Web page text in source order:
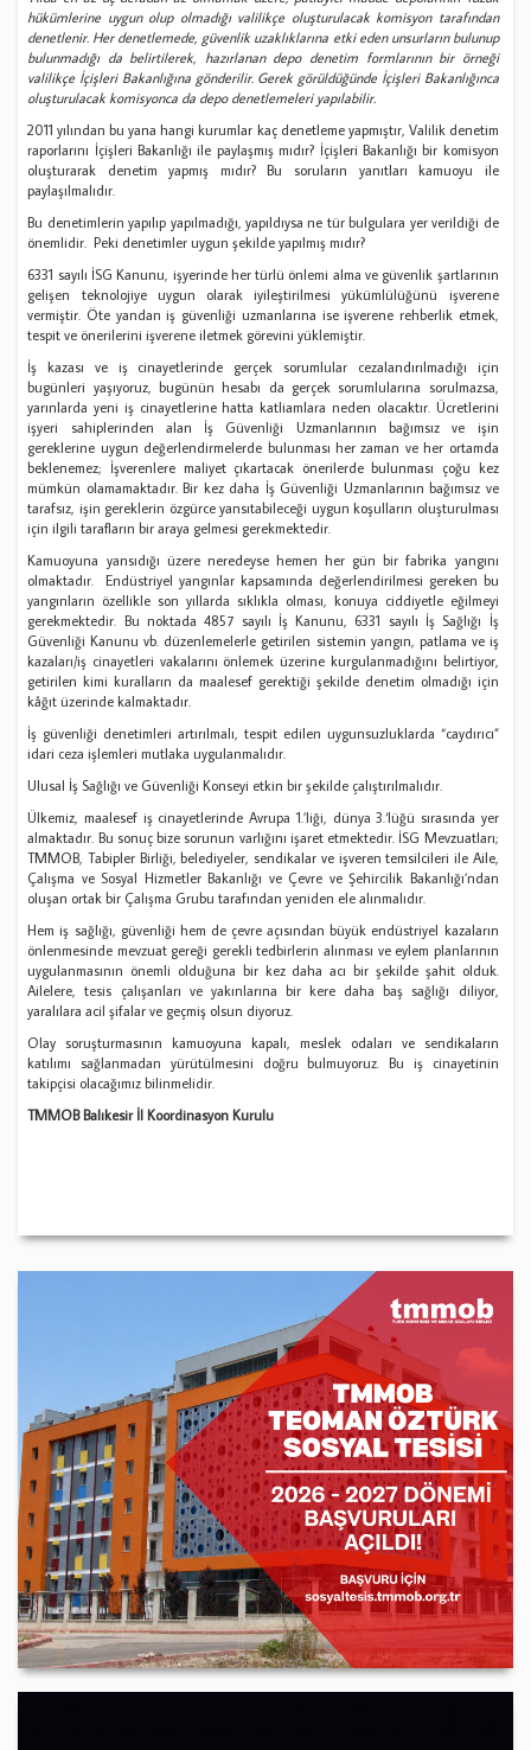
hükümlerine uygun olup olmadığı valilikçe oluşturulacak komisyon tarafından
denetlenir. Her denetlemede, güvenlik uzaklıklarına etki eden unsurların bulunup
bulunmadığı da belirtilerek, hazırlanan depo denetim formlarının bir örneği
valilikçe İçişleri Bakanlığına gönderilir. Gerek görüldüğünde İçişleri Bakanlığınca
oluşturulacak komisyonca da depo denetlemeleri yapılabilir.
2011 yılından bu yana hangi kurumlar kaç denetleme yapmıştır, Valilik denetim
raporlarını İçişleri Bakanlığı ile paylaşmış mıdır? İçişleri Bakanlığı bir komisyon
oluşturarak denetim yapmış mıdır? Bu soruların yanıtları kamuoyu ile
paylaşılmalıdır.
Bu denetimlerin yapılıp yapılmadığı, yapıldıysa ne tür bulgulara yer verildiği de
önemlidir. Peki denetimler uygun şekilde yapılmış mıdır?
6331 sayılı İSG Kanunu, işyerinde her türlü önlemi alma ve güvenlik şartlarının
gelişen teknolojiye uygun olarak iyileştirilmesi yükümlülüğünü işverene
vermiştir. Öte yandan iş güvenliği uzmanlarına ise işverene rehberlik etmek,
tespit ve önerilerini işverene iletmek görevini yüklemiştir.
İş kazası ve iş cinayetlerinde gerçek sorumlular cezalandırılmadığı için
bugünleri yaşıyoruz, bugünün hesabı da gerçek sorumlularına sorulmazsa,
yarınlarda yeni iş cinayetlerine hatta katliamlara neden olacaktır. Ücretlerini
işyeri sahiplerinden alan İş Güvenliği Uzmanlarının bağımsız ve işin
gereklerine uygun değerlendirmelerde bulunması her zaman ve her ortamda
beklenemez; İşverenlere maliyet çıkartacak önerilerde bulunması çoğu kez
mümkün olamamaktadır. Bir kez daha İş Güvenliği Uzmanlarının bağımsız ve
tarafsız, işin gereklerin özgürce yansıtabileceği uygun koşulların oluşturulması
için ilgili tarafların bir araya gelmesi gerekmektedir.
Kamuoyuna yansıdığı üzere neredeyse hemen her gün bir fabrika yangını
olmaktadır. Endüstriyel yangınlar kapsamında değerlendirilmesi gereken bu
yangınların özellikle son yıllarda sıklıkla olması, konuya ciddiyetle eğilmeyi
gerekmektedir. Bu noktada 4857 sayılı İş Kanunu, 6331 sayılı İş Sağlığı İş
Güvenliği Kanunu vb. düzenlemelerle getirilen sistemin yangın, patlama ve iş
kazaları/iş cinayetleri vakalarını önlemek üzerine kurgulanmadığını belirtiyor,
getirilen kimi kuralların da maalesef gerektiği şekilde denetim olmadığı için
kâğıt üzerinde kalmaktadır.
İş güvenliği denetimleri artırılmalı, tespit edilen uygunsuzluklarda “caydırıcı”
idari ceza işlemleri mutlaka uygulanmalıdır.
Ulusal İş Sağlığı ve Güvenliği Konseyi etkin bir şekilde çalıştırılmalıdır.
Ülkemiz, maalesef iş cinayetlerinde Avrupa 1.’liği, dünya 3.‘lüğü sırasında yer
almaktadır. Bu sonuç bize sorunun varlığını işaret etmektedir. İSG Mevzuatları;
TMMOB, Tabipler Birliği, belediyeler, sendikalar ve işveren temsilcileri ile Aile,
Çalışma ve Sosyal Hizmetler Bakanlığı ve Çevre ve Şehircilik Bakanlığı’ndan
oluşan ortak bir Çalışma Grubu tarafından yeniden ele alınmalıdır.
Hem iş sağlığı, güvenliği hem de çevre açısından büyük endüstriyel kazaların
önlenmesinde mevzuat gereği gerekli tedbirlerin alınması ve eylem planlarının
uygulanmasının önemli olduğuna bir kez daha acı bir şekilde şahit olduk.
Ailelere, tesis çalışanları ve yakınlarına bir kere daha baş sağlığı diliyor,
yaralılara acil şifalar ve geçmiş olsun diyoruz.
Olay soruşturmasının kamuoyuna kapalı, meslek odaları ve sendikaların
katılımı sağlanmadan yürütülmesini doğru bulmuyoruz. Bu iş cinayetinin
takipçisi olacağımız bilinmelidir.
TMMOB Balıkesir İl Koordinasyon Kurulu